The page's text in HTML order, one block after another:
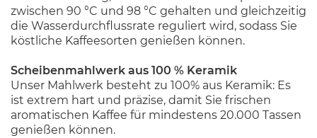
zwischen 90 °C und 98 °C gehalten und gleichzeitig
die Wasserdurchflussrate reguliert wird, sodass Sie
köstliche Kaffeesorten genießen können.
Scheibenmahlwerk aus 100 % Keramik
Unser Mahlwerk besteht zu 100% aus Keramik: Es
ist extrem hart und präzise, damit Sie frischen
aromatischen Kaffee für mindestens 20.000 Tassen
genießen können.